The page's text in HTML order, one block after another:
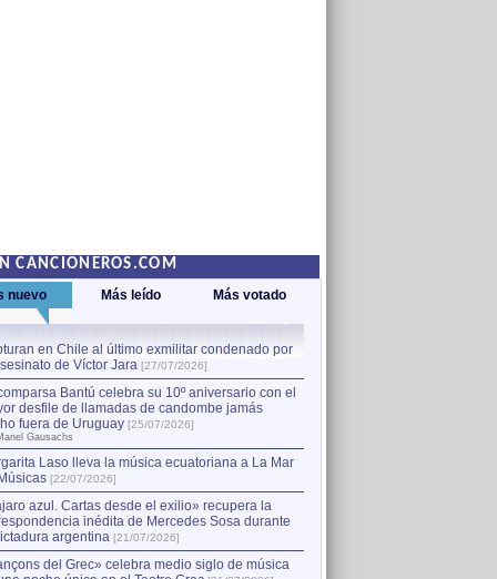
CANCIONEROS.COM
nuevo Más leído Más votado
en Chile al último exmilitar condenado por
de Víctor Jara [27/07/2026]
Bantú celebra su 10º aniversario con el
desfile de llamadas de candombe jamás
fuera de Uruguay [25/07/2026]
Gausachs
Laso lleva la música ecuatoriana a La Mar
[22/07/2026]
azul. Cartas desde el exilio» recupera la
inédita de Mercedes Sosa durante
argentina [21/07/2026]
del Grec» celebra medio siglo de música